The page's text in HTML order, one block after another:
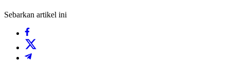
Sebarkan artikel ini